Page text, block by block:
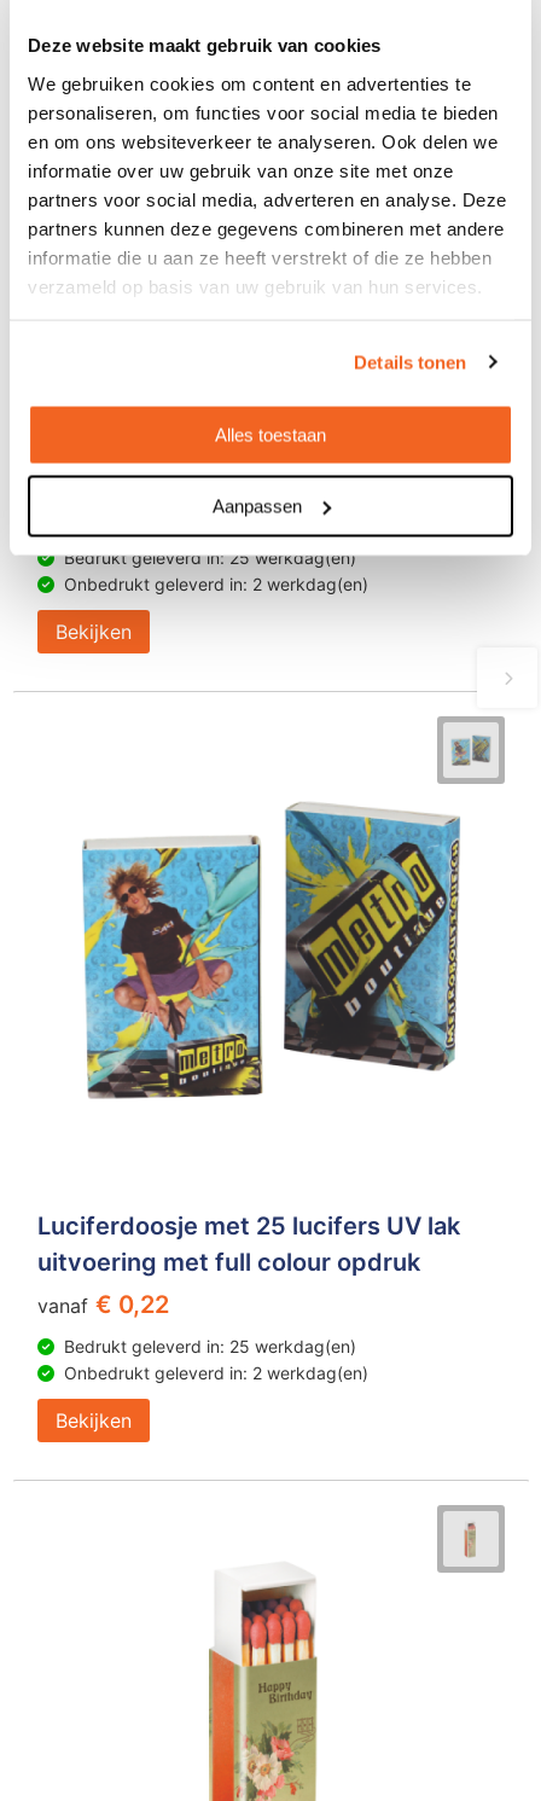
Deze website maakt gebruik van cookies
We gebruiken cookies om content en advertenties te
personaliseren, om functies voor social media te bieden
en om ons websiteverkeer te analyseren. Ook delen we
informatie over uw gebruik van onze site met onze
partners voor social media, adverteren en analyse. Deze
partners kunnen deze gegevens combineren met andere
informatie die u aan ze heeft verstrekt of die ze hebben
verzameld op basis van uw gebruik van hun services.
Details tonen
Alles toestaan
Aanpassen
Lucifermapje met 20 kleine lucifers UV
lak met full colour opdruk
Bedrukt geleverd in: 25 werkdag(en)
Onbedrukt geleverd in: 2 werkdag(en)
Bekijken
Luciferdoosje met 25 lucifers UV lak
uitvoering met full colour opdruk
vanaf € 0,22
Bedrukt geleverd in: 25 werkdag(en)
Onbedrukt geleverd in: 2 werkdag(en)
Bekijken